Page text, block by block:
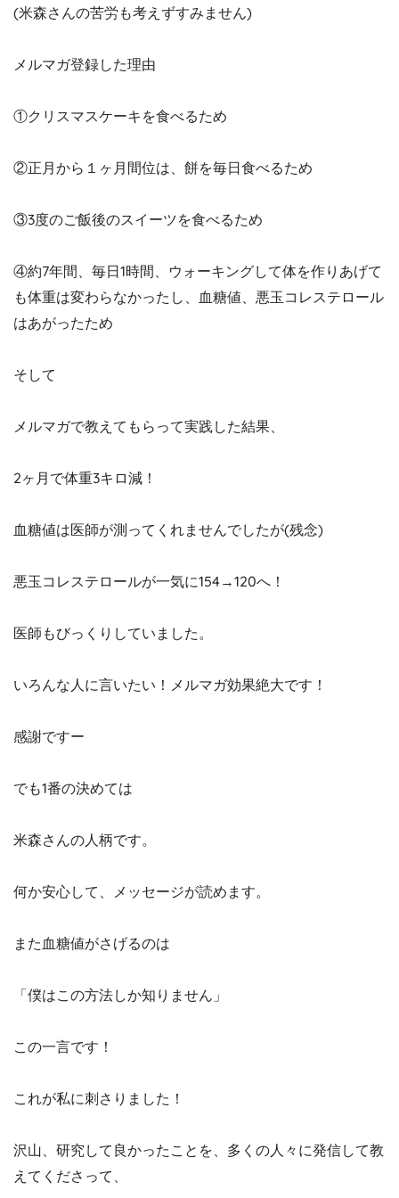
(米森さんの苦労も考えずすみません)
メルマガ登録した理由
①クリスマスケーキを食べるため
②正月から１ヶ月間位は、餅を毎日食べるため
③3度のご飯後のスイーツを食べるため
④約7年間、毎日1時間、ウォーキングして体を作りあげて
も体重は変わらなかったし、血糖値、悪玉コレステロール
はあがったため
そして
メルマガで教えてもらって実践した結果、
2ヶ月で体重3キロ減！
血糖値は医師が測ってくれませんでしたが(残念)
悪玉コレステロールが一気に154→120へ！
医師もびっくりしていました。
いろんな人に言いたい！メルマガ効果絶大です！
感謝ですー
でも1番の決めては
米森さんの人柄です。
何か安心して、メッセージが読めます。
また血糖値がさげるのは
「僕はこの方法しか知りません」
この一言です！
これが私に刺さりました！
沢山、研究して良かったことを、多くの人々に発信して教
えてくださって、